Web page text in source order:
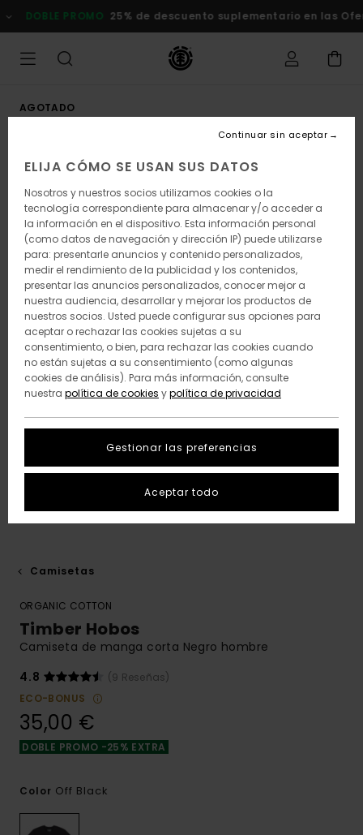
a
la
DOBLE PROMO 25% de descuento suplementario en las
AGOTADO
Camisetas
ORGANIC COTTON
Timber Hobos
Camiseta de manga corta Negro hombre
4.8
(9 Reseñas)
ECO-BONUS
35,00 €
DOBLE PROMO -25% EXTRA
Color Off Black
ELIJA CÓMO SE USAN SUS DATOS
Nosotros y nuestros socios utilizamos cookies o la
tecnología correspondiente para almacenar y/o acceder a
la información en el dispositivo. Esta información personal
(como datos de navegación y dirección IP) puede utilizarse
para: presentarle anuncios y contenido personalizados,
medir el rendimiento de la publicidad y los contenidos,
presentar las anuncios personalizados, conocer mejor a
nuestra audiencia, desarrollar y mejorar los productos de
nuestros socios. Usted puede configurar sus opciones para
aceptar o rechazar las cookies sujetas a su
consentimiento, o bien, para rechazar las cookies cuando
no están sujetas a su consentimiento (como algunas
cookies de análisis). Para más información, consulte
nuestra política de cookies ypolítica de privacidad
Gestionar las preferencias
Continuar sin aceptar
Aceptar todo